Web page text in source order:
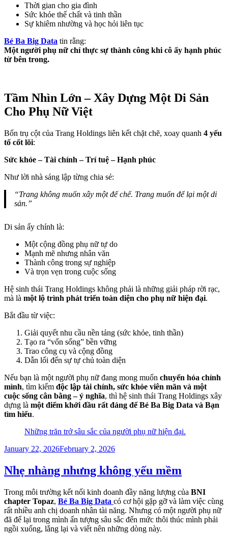
Thời gian cho gia đình
Sức khỏe thể chất và tinh thần
Sự khiêm nhường và học hỏi liên tục
Bé Ba Big Data tin rằng:
Một người phụ nữ chỉ thực sự thành công khi cô ấy hạnh phúc
từ bên trong.
Tầm Nhìn Lớn – Xây Dựng Một Di Sản
Cho Phụ Nữ Việt
Bốn trụ cột của Trang Holdings liên kết chặt chẽ, xoay quanh 4 yếu
tố cốt lõi:
Sức khỏe – Tài chính – Trí tuệ – Hạnh phúc
Như lời nhà sáng lập từng chia sẻ:
“Trang không muốn xây một đế chế. Trang muốn để lại một di
sản.”
Di sản ấy chính là:
Một cộng đồng phụ nữ tự do
Mạnh mẽ nhưng nhân văn
Thành công trong sự nghiệp
Và trọn vẹn trong cuộc sống
Hệ sinh thái Trang Holdings không phải là những giải pháp rời rạc,
mà là một lộ trình phát triển toàn diện cho phụ nữ hiện đại.
Bắt đầu từ việc:
Giải quyết nhu cầu nền tảng (sức khỏe, tinh thần)
Tạo ra “vốn sống” bền vững
Trao công cụ và cộng đồng
Dẫn lối đến sự tự chủ toàn diện
Nếu bạn là một người phụ nữ đang mong muốn chuyển hóa chính
mình, tìm kiếm độc lập tài chính, sức khỏe viên mãn và một
cuộc sống cân bằng – ý nghĩa, thì hệ sinh thái Trang Holdings xây
dựng là một điểm khởi đầu rất đáng để Bé Ba Big Data và Bạn
tìm hiểu.
Những trăn trở sâu sắc của người phụ nữ hiện đại.
Posted
January 22, 2026February 2, 2026
Nhẹ nhàng nhưng không yếu mềm
Trong môi trường kết nối kinh doanh đầy năng lượng của BNI
chapter Topaz, Bé Ba Big Data có cơ hội gặp gỡ và làm việc cùng
rất nhiều anh chị doanh nhân tài năng. Nhưng có một người phụ nữ
đã để lại trong mình ấn tượng sâu sắc đến mức thôi thúc mình phải
ngồi xuống, lắng lại và viết nên những dòng này.